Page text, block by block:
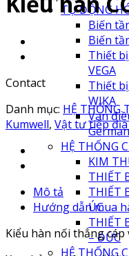
TỰ ĐỘNG
Biến
Biến
Thiết
VEGA
Thiết
WIKA
Van
HỆ THỐNG
KIM
THIẾT
THIẾT
ÚC
THIẾT
– ĐỨC
HỆ THỐNG
Contact
Danh mục: HỆ THỐNG
Kumwell, Vật tư tiếp địa
Mô tả
Hướng dẫn mua
Kiểu hàn nối thẳng cáp